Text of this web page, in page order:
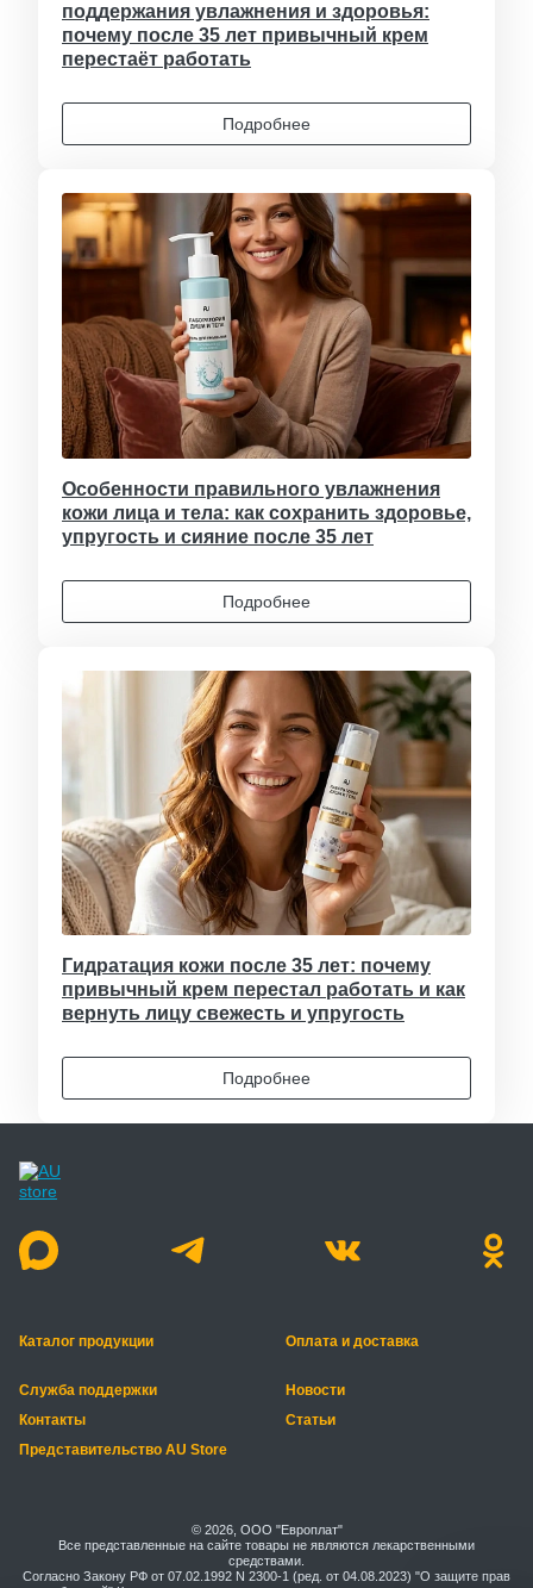
поддержания увлажнения и здоровья:
почему после 35 лет привычный крем
перестаёт работать
Подробнее
Особенности правильного увлажнения
кожи лица и тела: как сохранить здоровье,
упругость и сияние после 35 лет
Подробнее
Гидратация кожи после 35 лет: почему
привычный крем перестал работать и как
вернуть лицу свежесть и упругость
Подробнее
Каталог продукции Оплата и доставка
Служба поддержки
Новости
Контакты
Статьи
Представительство AU Store
© 2026, ООО "Европлат"
Все представленные на сайте товары не являются лекарственными
средствами.
Согласно Закону РФ от 07.02.1992 N 2300-1 (ред. от 04.08.2023) "О защите прав